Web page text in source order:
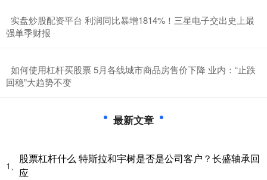
​实盘炒股配资平台 利润同比暴增1814%！三星电子交出史上最
强单季财报
​如何使用杠杆买股票 5月各线城市商品房售价下降 业内：“止跌
回稳”大趋势不变
最新文章
1、
股票杠杆什么 特斯拉和宇树是否是公司客户？长盛轴承回
应